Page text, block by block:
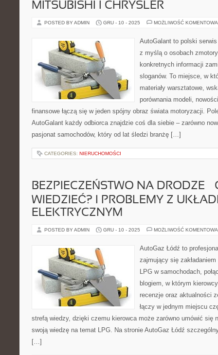
MITSUBISHI I CHRYSLER
POSTED BY ADMIN GRU - 10 - 2025 MOŻLIWOŚĆ
AutoGalant to polski
z myślą o osobach
konkretnych informacji
sloganów. To miejsce, w
materiały warsztatowe,
porównania modeli,
finansowe łączą się w jeden spójny obraz świata motoryzacji.
AutoGalant każdy odbiorca znajdzie coś dla siebie – zarówno
pasjonat samochodów, który od lat śledzi branżę […]
CATEGORIES: NIERUCHOMOŚCI
BEZPIECZEŃSTWO NA DRODZE –
WIEDZIEĆ? I PROBLEMY Z
ELEKTRYCZNYM
POSTED BY ADMIN GRU - 10 - 2025 MOŻLIWOŚĆ
AutoGaz Łódź to
zajmujący się
LPG w samochodach,
blogiem, w którym
recenzje oraz aktualności
łączy w jednym miejscu
strefą wiedzy, dzięki czemu kierowca może zarówno umówić się
swoją wiedzę na temat LPG. Na stronie AutoGaz Łódź
[…]